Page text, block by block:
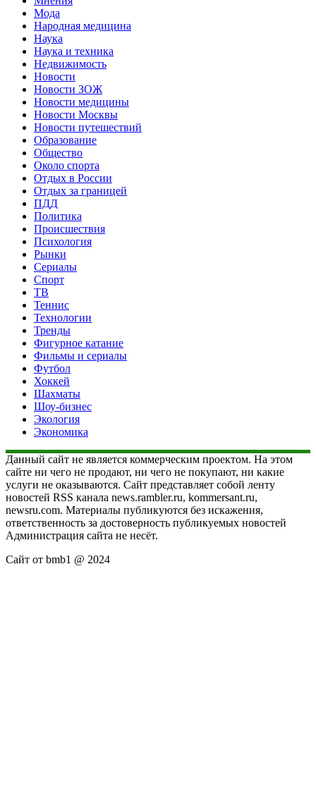
Мода
Народная медицина
Наука
Наука и техника
Недвижимость
Новости
Новости ЗОЖ
Новости медицины
Новости Москвы
Новости путешествий
Образование
Общество
Около спорта
Отдых в России
Отдых за границей
ПДД
Политика
Происшествия
Психология
Рынки
Сериалы
Спорт
ТВ
Теннис
Технологии
Тренды
Фигурное катание
Фильмы и сериалы
Футбол
Хоккей
Шахматы
Шоу-бизнес
Экология
Экономика
Данный сайт не является коммерческим проектом. На этом
сайте ни чего не продают, ни чего не покупают, ни какие
услуги не оказываются. Сайт представляет собой ленту
новостей RSS канала news.rambler.ru, kommersant.ru,
newsru.com. Материалы публикуются без искажения,
ответственность за достоверность публикуемых новостей
Администрация сайта не несёт.
Сайт от bmb1 @ 2024